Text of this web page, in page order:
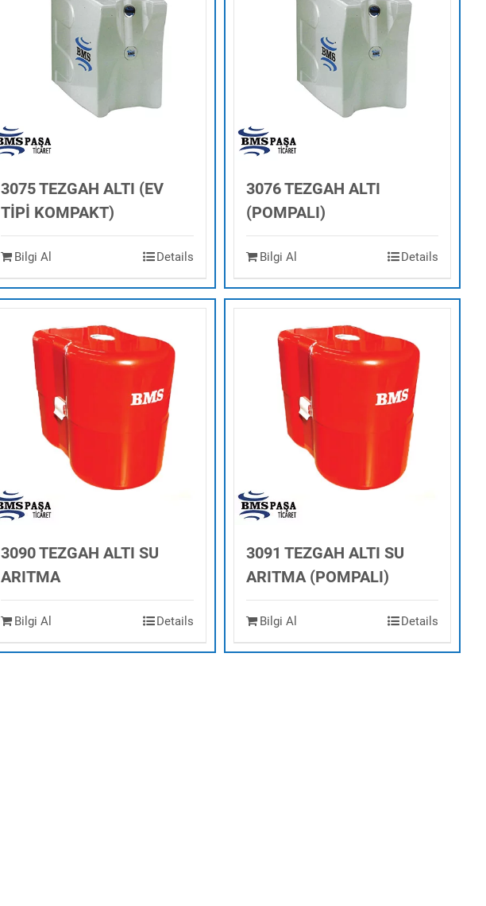
3075 TEZGAH ALTI (EV
TİPİ KOMPAKT)
Bilgi Al Details
3076 TEZGAH ALTI
(POMPALI)
Bilgi Al Details
3090 TEZGAH ALTI SU
ARITMA
Bilgi Al Details
3091 TEZGAH ALTI SU
ARITMA (POMPALI)
Bilgi Al Details